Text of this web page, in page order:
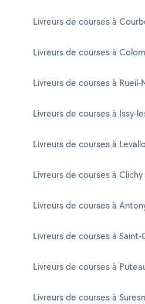
Livreurs de courses à
Livreurs de courses à
Livreurs de courses à Rueil-
Livreurs de courses à Issy-
Livreurs de courses à
Livreurs de courses à Clichy
Livreurs de courses à
Livreurs de courses à Saint-
Livreurs de courses à
Livreurs de courses à